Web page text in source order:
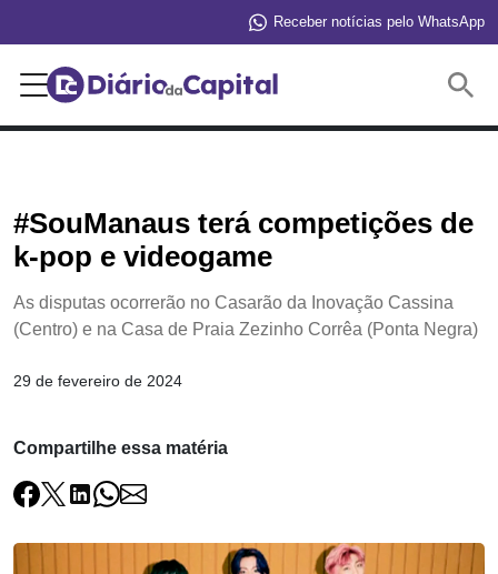
Receber notícias pelo WhatsApp
#SouManaus terá competições de
k-pop e videogame
As disputas ocorrerão no Casarão da Inovação Cassina
(Centro) e na Casa de Praia Zezinho Corrêa (Ponta Negra)
29 de fevereiro de 2024
Compartilhe essa matéria